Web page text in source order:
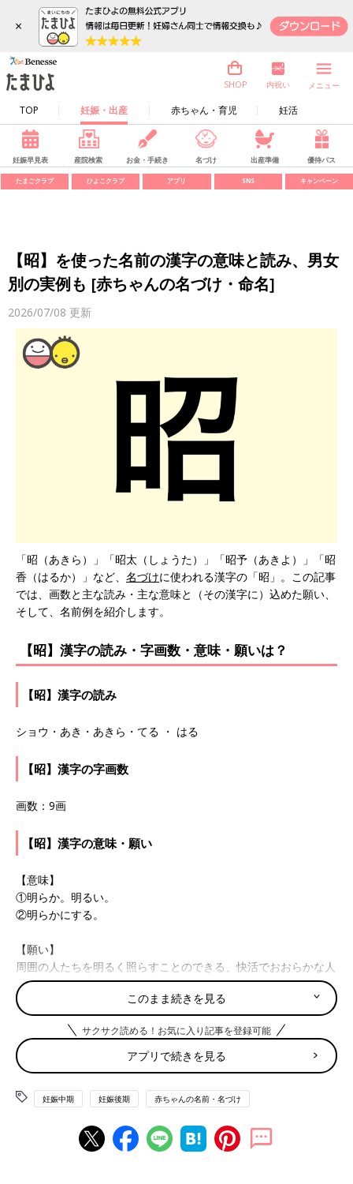
×
TOP 妊娠・出産 赤ちゃん・育児 妊活
SHOP 内祝い メニュー
妊娠早見表 産院検索 お金・手続き 名づけ 出産準備 優待パス
たまごクラブ ひよこクラブ アプリ SNS キャンペーン
【昭】を使った名前の漢字の意味と読み、男女
別の実例も [赤ちゃんの名づけ・命名]
2026/07/08 更新
「昭（あきら）」「昭太（しょうた）」「昭予（あきよ）」「昭
香（はるか）」など、 名づけに使われる漢字の「昭」。この記事
では、画数と主な読み・主な意味と（その漢字に）込めた願い、
そして、名前例を紹介します。
【昭】漢字の読み・字画数・意味・願いは？
【昭】漢字の読み
ショウ・あき・あきら・てる ・ はる
【昭】漢字の字画数
画数：9画
【昭】漢字の意味・願い
【意味】
①明らか。明るい。
②明らかにする。
【願い】
周囲の人たちを明るく照らすことのできる、快活でおおらかな人
に育ってほしいと願って。また、社会で輝かしい活躍をしてほし
いという気持ちも込めて。
たまひよの「名づけ博士」
このまま続きを見る
サクサク読める！お気に入り記事を登録可能
アプリで続きを見る
妊娠中期 妊娠後期 赤ちゃんの名前・名づけ